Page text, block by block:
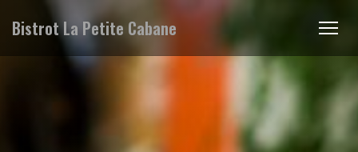
Bistrot La Petite Cabane